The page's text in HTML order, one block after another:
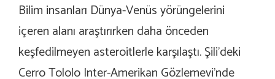
Bilim insanları Dünya-Venüs yörüngelerini
içeren alanı araştırırken daha önceden
keşfedilmeyen asteroitlerle karşılaştı. Şili’deki
Cerro Tololo Inter-Amerikan Gözlemevi’nde